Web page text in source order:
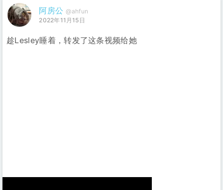
阿房公 @ahfun
2022年11月15日
趁Lesley睡着，转发了这条视频给她